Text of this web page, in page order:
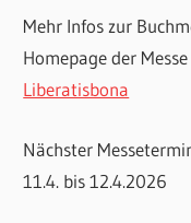
Mehr Infos zur
Homepage der
Liberatisbona
Nächster
11.4. bis 12.4.2026